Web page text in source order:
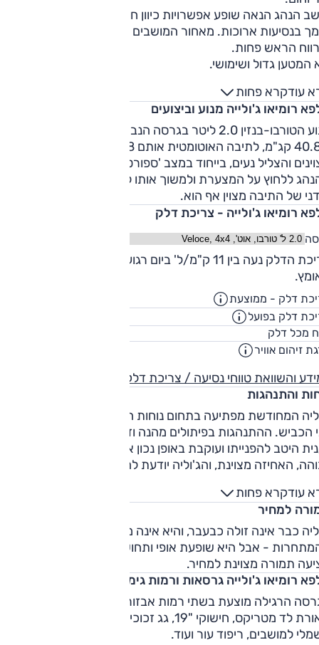
הנהג הנאה שופע אפשרויות כיוון חשמליות, אך אינו מספיק
בנסיעות ארוכות. מאחור המושבים נוחים, מרווח הרגליים נאה
הראש פחות.
המטען גדול ושימושי.
עודקרא פחות
רומיאו ג'ולייה מנוע וביצועים
והצליל נעים, בייחוד במצב 'ספורט'. זה מנוע עם אופי
ללחוץ על המצערת ולמשוך אותו לטורים גבוהים. התפעול
של התיבה מצוין אף הוא.
רומיאו ג'ולייה - צריכת דלק
דלק - ממוצעת
דלק בפועל
מכל דלק
זיהום אוויר
והשוואת טווחי נסיעה / צריכת דלק
והתנהגות
המחודשת מפתיעה בתחום נוחות הנסיעה, ומתמודדת היטב
הכביש. ההתנהגות בפיתולים מהנה וזורמת. ההגה מהיר,
היטב להפנייתו ועוקבת באופן נכון אחר קו הפנייה. היכולת
האחיזה מצוינת, והג'וליה יודעת להדק קו תחת לחץ באופן
לניתוק. מערכת בלמים טובה ומדויקת משלימה מערך דינאמיעודקרא פחות
למחיר
כבר אינה זולה כבעבר, והיא אינה מודרנית כמו חלק
- אבל היא שופעת אופי ותחושות ספורטיביות, ועדיין
תמורה מצוינת למחיר.
רומיאו ג'ולייה גרסאות ורמות גימור
הרגילה מוצעת בשתי רמות אבזור. הראשונה, 'ולוצ'ה',
תאורת לד מטריקס, חישוקי "19, גג זכוכית, מפתח חכם, תפעול
למושבים, ריפוד עור ועוד.